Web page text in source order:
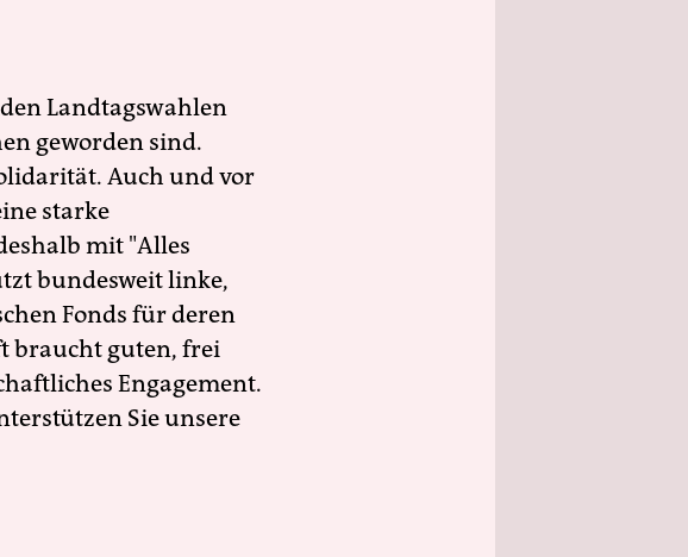
Landtagswahlen
geworden sind.
Auch und vor
starke
mit "Alles
bundesweit linke,
Fonds für deren
braucht guten, frei
Engagement.
Sie unsere